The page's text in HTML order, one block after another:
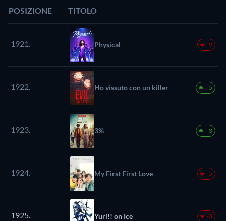
POSIZIONE TITOLO
1921. Physical -9
1922. Ho vissuto con un killer +5
1923. 3% +3
1924. My First First Love -5
1925. Yuri!! on Ice -3